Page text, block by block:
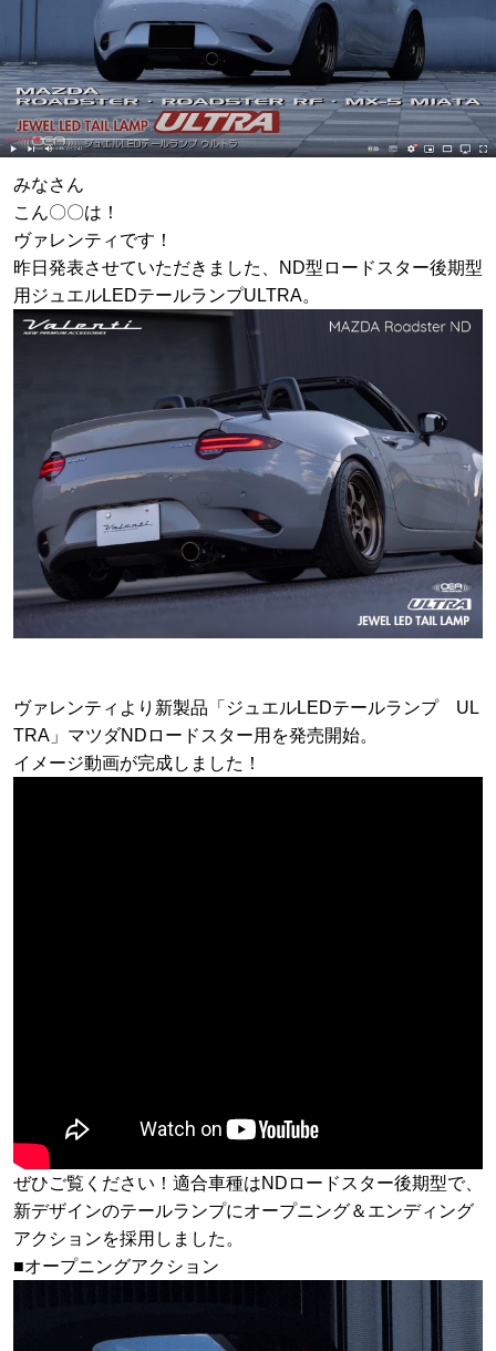
みなさん
こん〇〇は！
ヴァレンティです！
昨日発表させていただきました、ND型ロードスター後期型
用ジュエルLEDテールランプULTRA。
ヴァレンティより新製品「ジュエルLEDテールランプ UL
TRA」マツダNDロードスター用を発売開始。
イメージ動画が完成しました！
ぜひご覧ください！適合車種はNDロードスター後期型で、
新デザインのテールランプにオープニング＆エンディング
アクションを採用しました。
■オープニングアクション